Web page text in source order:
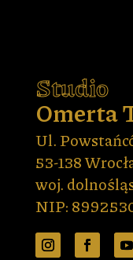
Studio
Omerta
Ul.
53-138
woj.
NIP: